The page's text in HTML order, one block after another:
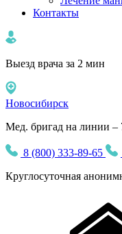
Контакты
Выезд врача за 2 мин
Новосибирск
Мед. бригад на линии –
8 (800) 333-89-65
Круглосуточная